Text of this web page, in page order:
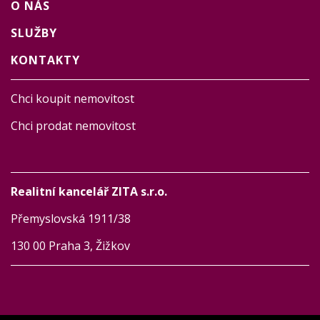
O NÁS
SLUŽBY
KONTAKTY
Chci koupit nemovitost
Chci prodat nemovitost
Realitní kancelář ZITA s.r.o.
Přemyslovská 1911/38
130 00 Praha 3, Žižkov